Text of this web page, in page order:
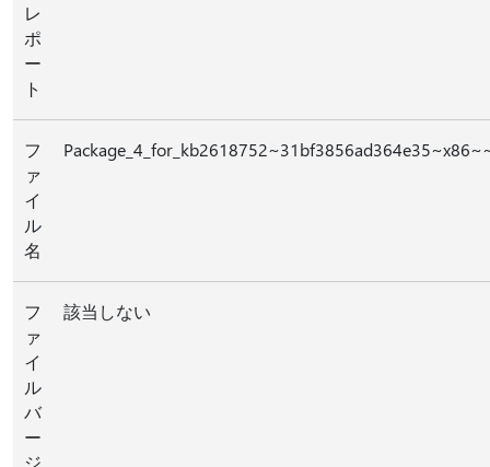
レ
ポ
ー
ト
フ
ァ
イ
ル
名
フ
ァ
イ
ル
バ
ー
ジ
該当しない